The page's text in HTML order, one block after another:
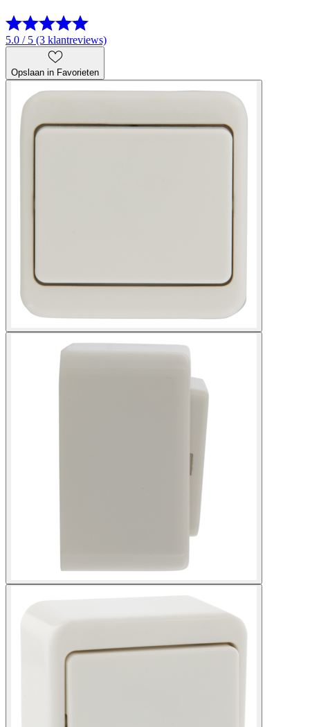
5.0 / 5 (3 klantreviews)
Opslaan in Favorieten